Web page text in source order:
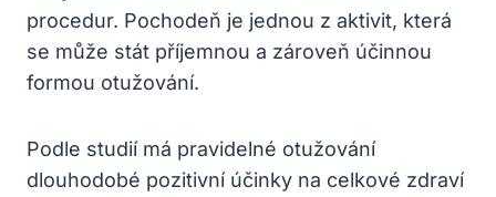
procedur. Pochodeň je jednou z aktivit, která
se může stát příjemnou a zároveň účinnou
formou otužování.
Podle studií má pravidelné otužování
dlouhodobé pozitivní účinky na celkové zdraví